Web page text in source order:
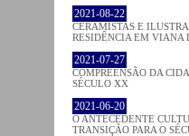
2021-08-22
CERAMISTAS E
RESIDÊNCIA EM VIANA
2021-07-27
COMPREENSÃO DA
SÉCULO XX
2021-06-20
O ANTECEDENTE
TRANSIÇÃO PARA O